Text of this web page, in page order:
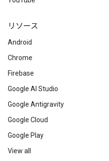
リソース
Android
Chrome
Firebase
Google AI Studio
Google Antigravity
Google Cloud
Google Play
View all